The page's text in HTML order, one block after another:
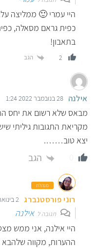
היי עמרי 🙂 ממליצה
כפית גראם מסאלה,
בתאבון!
2 הגב
אילנה 28 בנובמבר 2022 1:24
מבאס שלא רשום את יחס
מקריאת התגובות גיליתי
יצא טוב…….
הגב
מנהלת
רוני פורסטנברג 2 בינואר 2023 17:57
תגובה לאילנה
היי אילנה, אני ממש
ההערות, מקווה שלהבא